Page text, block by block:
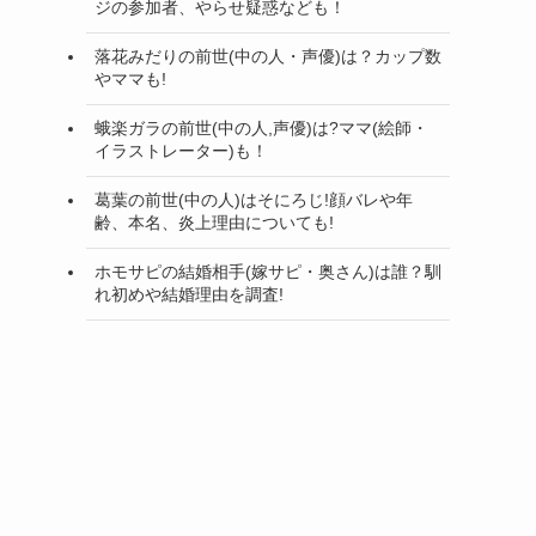
ジの参加者、やらせ疑惑なども！
落花みだりの前世(中の人・声優)は？カップ数
やママも!
蛾楽ガラの前世(中の人,声優)は?ママ(絵師・
イラストレーター)も！
葛葉の前世(中の人)はそにろじ!顔バレや年
齢、本名、炎上理由についても!
ホモサピの結婚相手(嫁サピ・奥さん)は誰？馴
れ初めや結婚理由を調査!